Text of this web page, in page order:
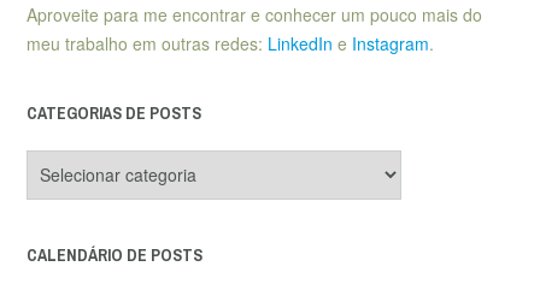
Aproveite para me encontrar e conhecer um pouco mais do
meu trabalho em outras redes: LinkedIn e Instagram.
CATEGORIAS DE POSTS
de
CALENDÁRIO DE POSTS